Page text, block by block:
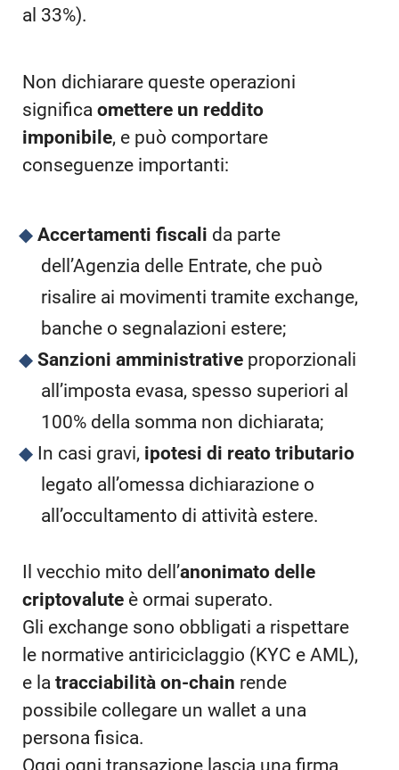
al 33%).
Non dichiarare queste operazioni
significa omettere un reddito
imponibile, e può comportare
conseguenze importanti:
Accertamenti fiscali da parte
dell’Agenzia delle Entrate, che può
risalire ai movimenti tramite exchange,
banche o segnalazioni estere;
Sanzioni amministrativeproporzionali
all’imposta evasa, spesso superiori al
100% della somma non dichiarata;
In casi gravi, ipotesi di reato tributario
legato all’omessa dichiarazione o
all’occultamento di attività estere.
Il vecchio mito dell’anonimato delle
criptovalute è ormai superato.
Gli exchange sono obbligati a rispettare
le normative antiriciclaggio (KYC e AML),
e la tracciabilità on-chain rende
possibile collegare un wallet a una
persona fisica.
Oggi ogni transazione lascia una firma